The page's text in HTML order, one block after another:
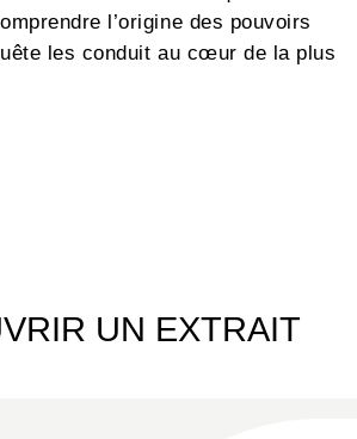
l’origine des pouvoirs
les conduit au cœur de la plus
légendaire et des énigmes
qu’une évidence s’impose :
ne peuvent se gagner qu’à
UN EXTRAIT